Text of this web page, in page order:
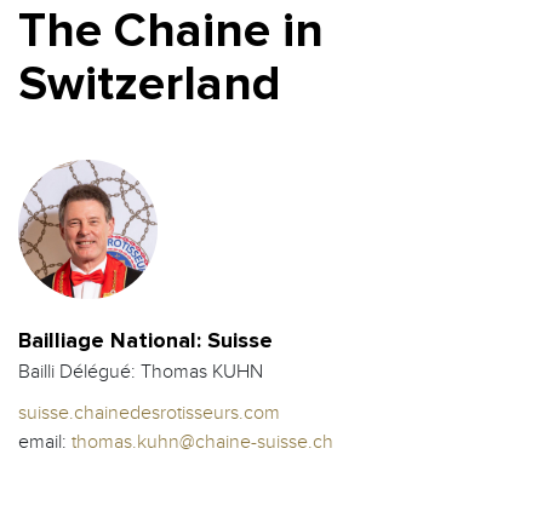
The Chaine in
Switzerland
Bailliage National: Suisse
Bailli Délégué: Thomas KUHN
suisse.chainedesrotisseurs.com
email: thomas.kuhn@chaine-suisse.ch